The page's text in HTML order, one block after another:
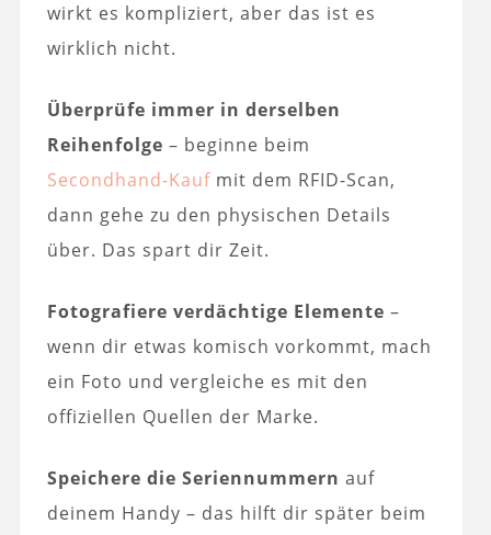
wirkt es kompliziert, aber das ist es
wirklich nicht.
Überprüfe immer in derselben
Reihenfolge – beginne beim
Secondhand-Kaufmit dem RFID-Scan,
dann gehe zu den physischen Details
über. Das spart dir Zeit.
Fotografiere verdächtige Elemente –
wenn dir etwas komisch vorkommt, mach
ein Foto und vergleiche es mit den
offiziellen Quellen der Marke.
Speichere die Seriennummern auf
deinem Handy – das hilft dir später beim